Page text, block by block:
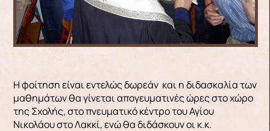
Η φοίτηση είναι εντελώς δωρεάν και η διδασκαλία των
μαθημάτων θα γίνεται απογευματινές ώρες στο χώρο
της Σχολής, στο πνευματικό κέντρο του Αγίου
Νικολάου στο Λακκί, ενώ θα διδάσκουν οι κ.κ.